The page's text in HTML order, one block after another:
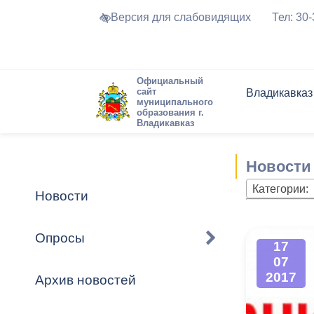
Версия для слабовидящих Тел:
Официальный
сайт
муниципального
образования г.
Владикавказ
Владикавказ
Устав города
Города-
городского
Торги и
Формы
Обратная
Комиссии
График
Новостная
Актуально
Новости
Опросы
Архив новостей
Новости
Категории:
17
07
2017